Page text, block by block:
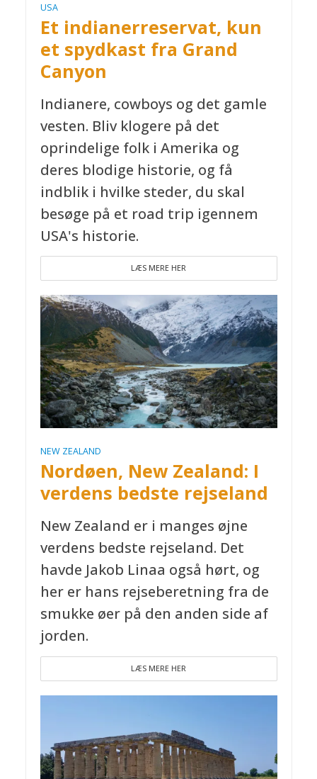
USA
Et indianerreservat, kun
et spydkast fra Grand
Canyon
Indianere, cowboys og det gamle
vesten. Bliv klogere på det
oprindelige folk i Amerika og
deres blodige historie, og få
indblik i hvilke steder, du skal
besøge på et road trip igennem
USA's historie.
LÆS MERE HER
NEW ZEALAND
Nordøen, New Zealand: I
verdens bedste rejseland
New Zealand er i manges øjne
verdens bedste rejseland. Det
havde Jakob Linaa også hørt, og
her er hans rejseberetning fra de
smukke øer på den anden side af
jorden.
LÆS MERE HER